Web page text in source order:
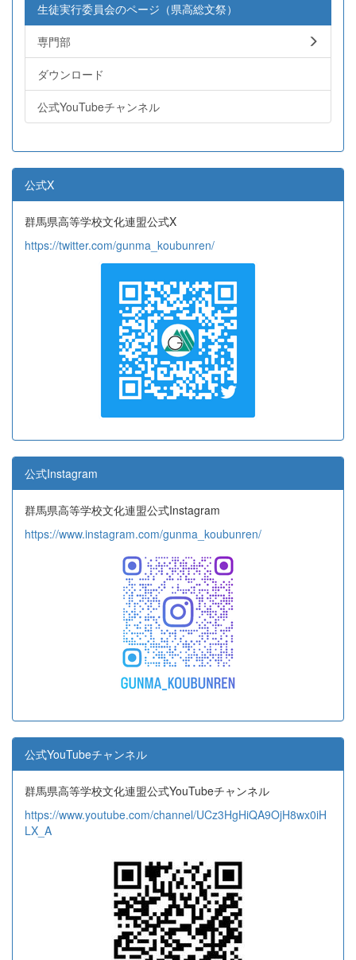
生徒実行委員会のページ（県高総文祭）
専門部
ダウンロード
公式YouTubeチャンネル
公式X
群馬県高等学校文化連盟公式X
https://twitter.com/gunma_koubunren/
公式Instagram
群馬県高等学校文化連盟公式Instagram
https://www.instagram.com/gunma_koubunren/
公式YouTubeチャンネル
群馬県高等学校文化連盟公式YouTubeチャンネル
https://www.youtube.com/channel/UCz3HgHiQA9OjH8wx0iH
LX_A